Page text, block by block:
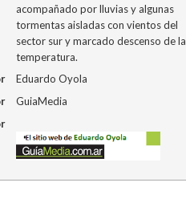
acompañado por lluvias y algunas
tormentas aisladas con vientos del
sector sur y marcado descenso de la
temperatura.
Eduardo Oyola
GuiaMedia